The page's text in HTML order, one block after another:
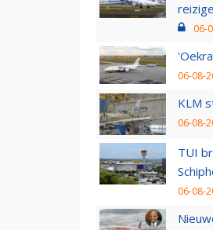
06-
06-08-
KLM
06-08-
TUI
06-08-